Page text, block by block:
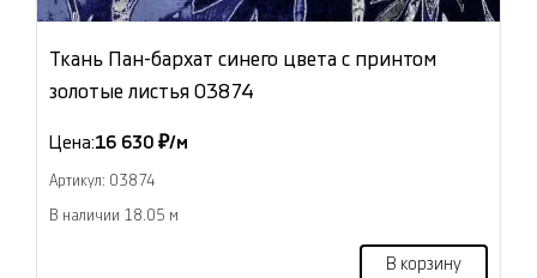
Ткань Пан-бархат синего цвета с принтом
золотые листья 03874
Цена:16 630 ₽/м
Артикул: 03874
В наличии 18.05 м
В корзину